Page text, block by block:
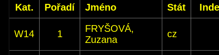
Kat. Pořadí Jméno Stát
W14 1
FRYŠOVÁ,
Zuzana
cz